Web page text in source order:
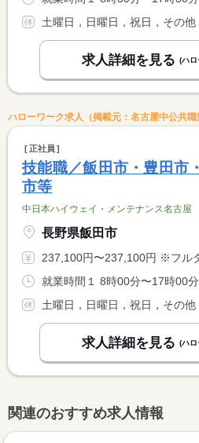
土曜日，日曜日，祝日，その他
求人詳細を見る (ハロ
ハローワーク求人（掲載元：名古屋中公共職
正社員
技能職／飯田市・豊田市
市等
中日本ハイウェイ・メンテナンス名古
長野県飯田市
237,100円〜237,100円 ※フルタイム求人の場合は月額（換算額）、
土曜日，日曜日，祝日，その他
求人詳細を見る (ハロ
関連のおすすめ求人情報